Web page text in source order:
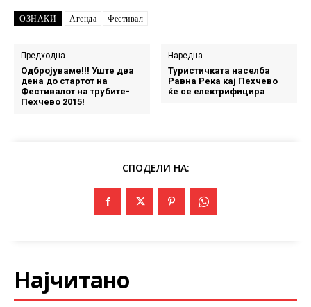
ОЗНАКИ Агенда Фестивал
Предходна
Одбројуваме!!! Уште два
дена до стартот на
Фестивалот на трубите-
Пехчево 2015!
Наредна
Туристичката населба
Равна Река кај Пехчево
ќе се електрифицира
СПОДЕЛИ НА:
Најчитано